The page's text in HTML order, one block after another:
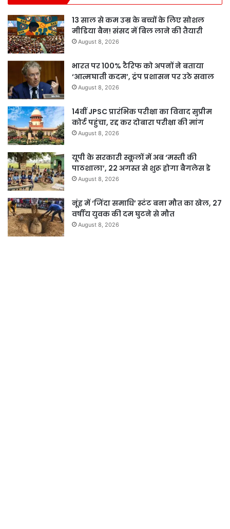
13 साल से कम उम्र के बच्चों के लिए सोशल
मीडिया बैन! संसद में बिल लाने की तैयारी
August 8, 2026
भारत पर 100% टैरिफ को अपनों ने बताया
‘आत्मघाती कदम’, ट्रंप प्रशासन पर उठे सवाल
August 8, 2026
14वीं JPSC प्रारंभिक परीक्षा का विवाद सुप्रीम
कोर्ट पहुंचा, रद्द कर दोबारा परीक्षा की मांग
August 8, 2026
यूपी के सरकारी स्कूलों में अब ‘मस्ती की
पाठशाला’, 22 अगस्त से शुरू होगा बैगलेस डे
August 8, 2026
नूंह में ‘जिंदा समाधि’ स्टंट बना मौत का खेल, 27
वर्षीय युवक की दम घुटने से मौत
August 8, 2026